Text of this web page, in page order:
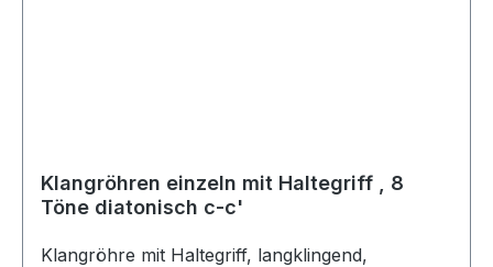
Klangröhren einzeln mit Haltegriff , 8
Töne diatonisch c-c'
Klangröhre mit Haltegriff, langklingend,